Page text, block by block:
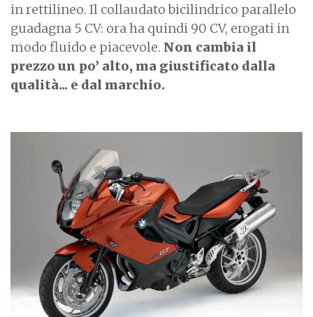
in rettilineo. Il collaudato bicilindrico parallelo
guadagna 5 CV: ora ha quindi 90 CV, erogati in
modo fluido e piacevole. Non cambia il
prezzo un po’ alto, ma giustificato dalla
qualità... e dal marchio.